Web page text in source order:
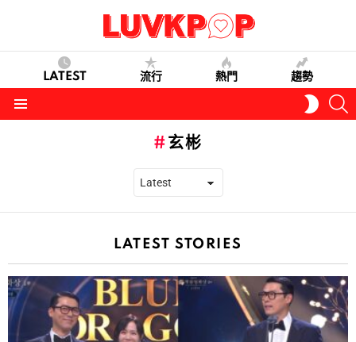
LATEST 流行 熱門 趨勢
SKIN
玄彬
LATEST STORIES